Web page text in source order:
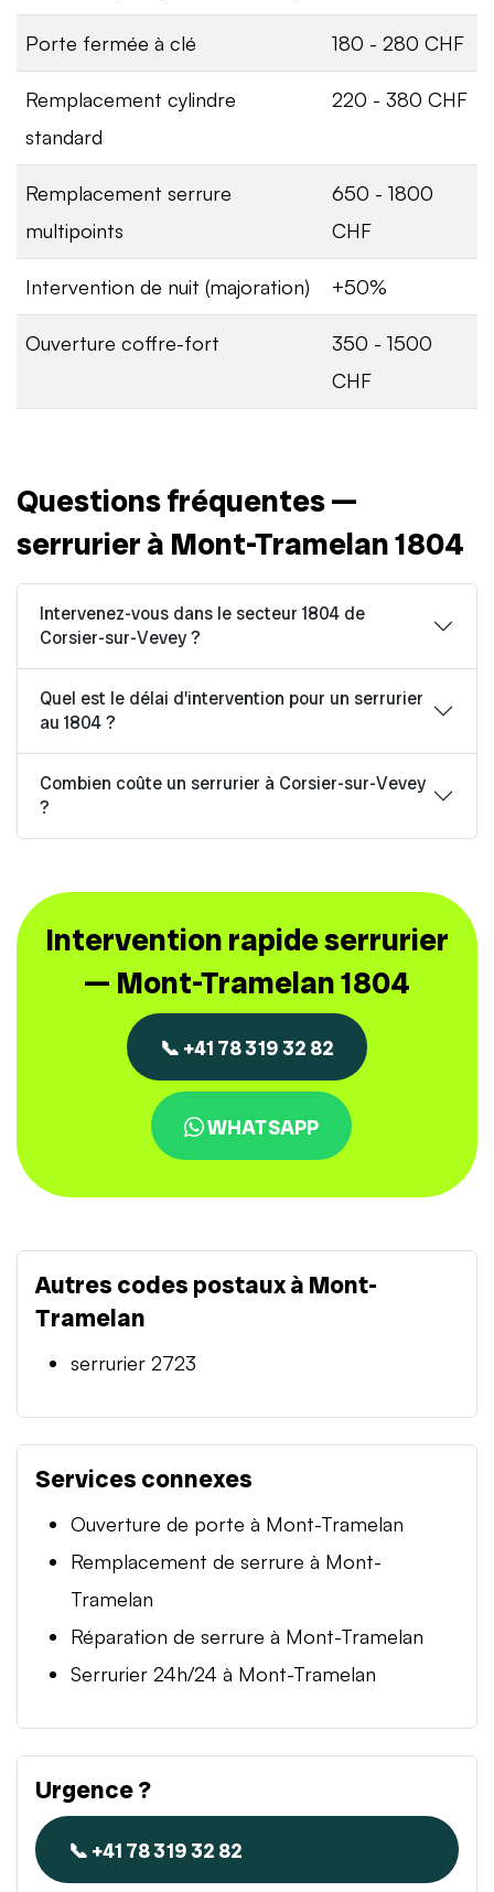
Porte fermée à clé 180 - 280 CHF
Remplacement cylindre
standard
220 - 380 CHF
Remplacement serrure
multipoints
650 - 1800
CHF
Intervention de nuit (majoration) +50%
Ouverture coffre-fort
350 - 1500
CHF
Questions fréquentes —
serrurier à Mont-Tramelan 1804
Intervenez-vous dans le secteur 1804 de
Corsier-sur-Vevey ?
Quel est le délai d'intervention pour un serrurier
au 1804 ?
Combien coûte un serrurier à Corsier-sur-Vevey
?
Intervention rapide serrurier
— Mont-Tramelan 1804
📞 +41 78 319 32 82
WHATSAPP
Autres codes postaux à Mont-
Tramelan
serrurier 2723
Services connexes
Ouverture de porte à Mont-Tramelan
Remplacement de serrure à Mont-
Tramelan
Réparation de serrure à Mont-Tramelan
Serrurier 24h/24 à Mont-Tramelan
Urgence ?
📞 +41 78 319 32 82